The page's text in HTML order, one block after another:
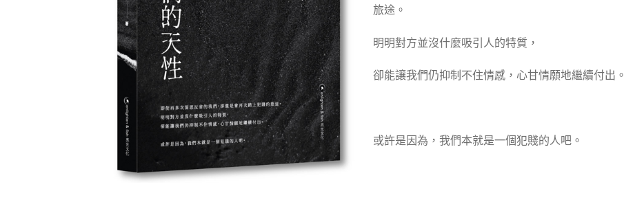
旅途。
明明對方並沒什麼吸引人的特質，
卻能讓我們仍抑制不住情感，心甘情願地繼續付出。
或許是因為，我們本就是一個犯賤的人吧。